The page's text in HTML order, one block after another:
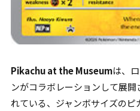
Pikachu at the Museumは、
ンがコラボレーションして展
れている、ジャンボサイズのピ